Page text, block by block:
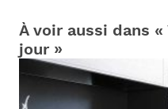
À voir aussi dans
jour »